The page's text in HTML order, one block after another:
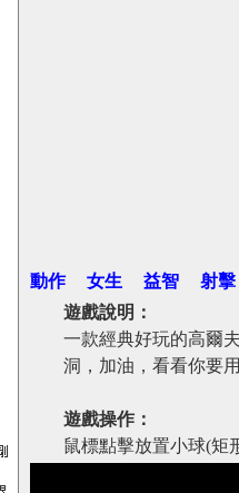
動作 女生 益智
射擊
遊戲說明：
一款經典好玩的高爾
洞，加油，看看你要
遊戲操作：
鼠標點擊放置小球(矩